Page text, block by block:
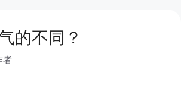
的不同？
者